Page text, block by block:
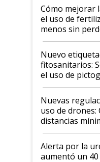
Cómo mejorar
el uso de
menos sin
productividad
fina
Nuevo
fitosanitarios:
el uso de
palabras de
indicaciones
Nuevas
uso de drones:
distancias
Alerta por la
aumentó un